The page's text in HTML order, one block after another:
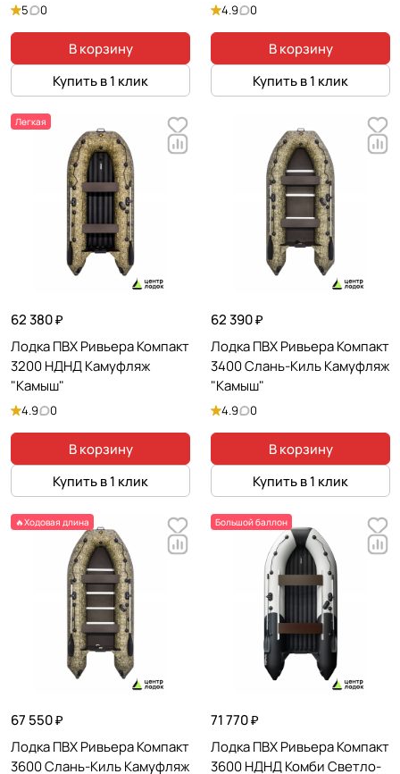
5 0
В корзину
Купить в 1 клик
4.9 0
В корзину
Купить в 1 клик
Легкая
62 380 ₽
Лодка ПВХ Ривьера Компакт
3200 НДНД Камуфляж
"Камыш"
4.9 0
В корзину
Купить в 1 клик
62 390 ₽
Лодка ПВХ Ривьера Компакт
3400 Слань-Киль Камуфляж
"Камыш"
4.9 0
В корзину
Купить в 1 клик
🔥Ходовая длина
67 550 ₽
Лодка ПВХ Ривьера Компакт
3600 Слань-Киль Камуфляж
Большой баллон
71 770 ₽
Лодка ПВХ Ривьера Компакт
3600 НДНД Комби Светло-